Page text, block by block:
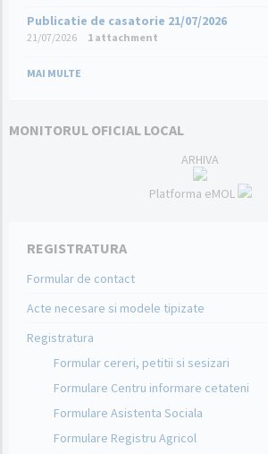
Publicatie de casatorie 21/07/2026
21/07/2026 1 attachment
MAI MULTE
MONITORUL OFICIAL LOCAL
ARHIVA
Platforma eMOL
REGISTRATURA
Formular de contact
Acte necesare si modele tipizate
Registratura
Formular cereri, petitii si sesizari
Formulare Centru informare cetateni
Formulare Asistenta Sociala
Formulare Registru Agricol